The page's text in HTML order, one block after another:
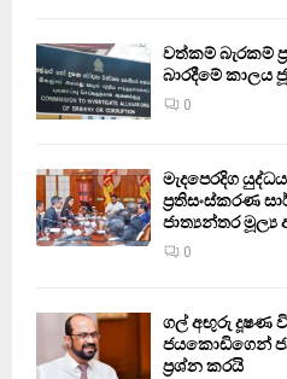
වත්කම් බැරකම්
බාරදීමේ කාලය
0
මැදපෙරදිග
ප්‍රතිසංස්කරණ
ජාත්‍යන්තර මූල්‍ය
0
ගල් අඟුරු දූෂණ
ජයකොඩිගෙන්
ප්‍රශ්න කරයි